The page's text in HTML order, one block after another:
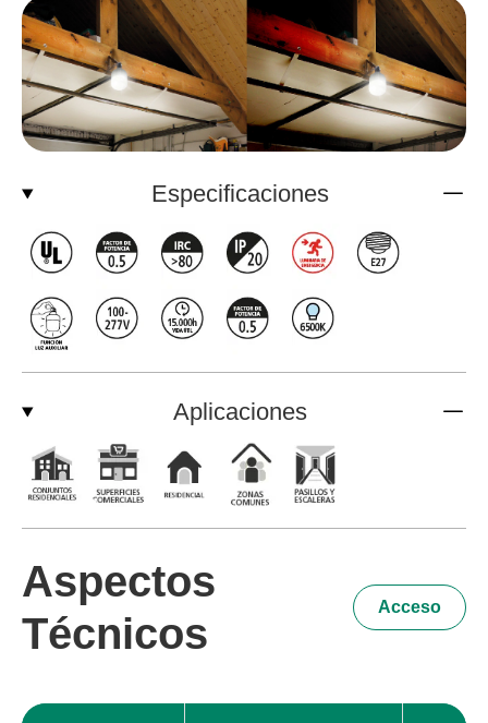
Especificaciones
Aplicaciones
Aspectos
Técnicos
Acceso